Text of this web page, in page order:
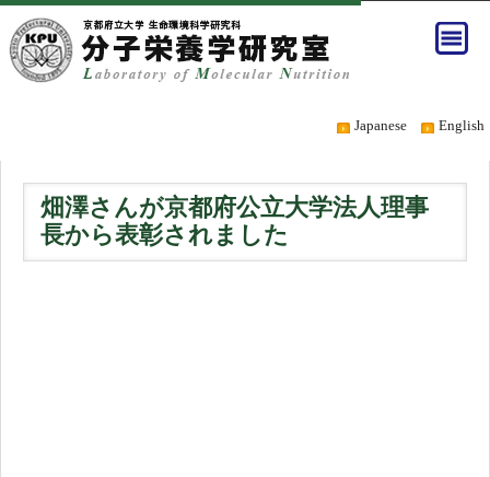
Japanese English
畑澤さんが京都府公立大学法人理事
長から表彰されました